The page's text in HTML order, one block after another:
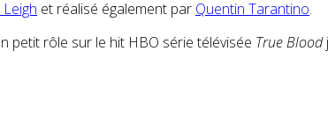
Leigh et réalisé également par Quentin Tarantino.
petit rôle sur le hit HBO série télévisée True Blood